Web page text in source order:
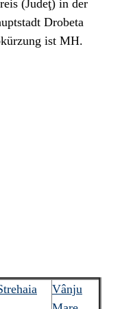
(Judeţ) in der
Drobeta
ist MH.
Vânju